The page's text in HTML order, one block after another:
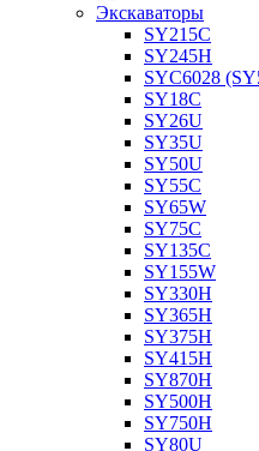
Экскаваторы
SY215C
SY245H
SYC6028
SY18C
SY26U
SY35U
SY50U
SY55C
SY65W
SY75C
SY135C
SY155W
SY330H
SY365H
SY375H
SY415H
SY870H
SY500H
SY750H
SY80U